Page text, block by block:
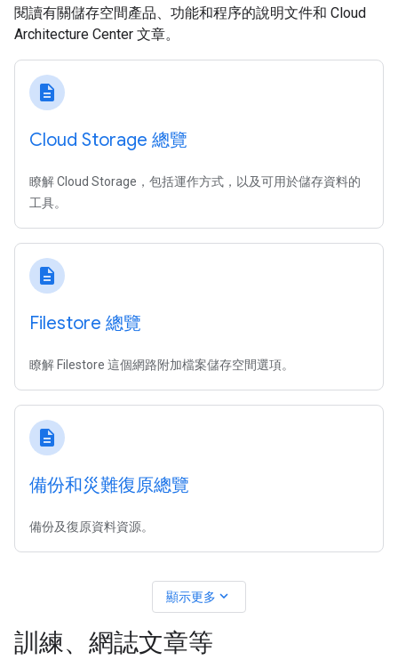
閱讀有關儲存空間產品、功能和程序的說明文件和 Cloud
Architecture Center 文章。
description
Cloud Storage 總覽
瞭解 Cloud Storage，包括運作方式，以及可用於儲存資料的
工具。
description
Filestore 總覽
瞭解 Filestore 這個網路附加檔案儲存空間選項。
description
備份和災難復原總覽
備份及復原資料資源。
顯示更多 expand_more
訓練、網誌文章等